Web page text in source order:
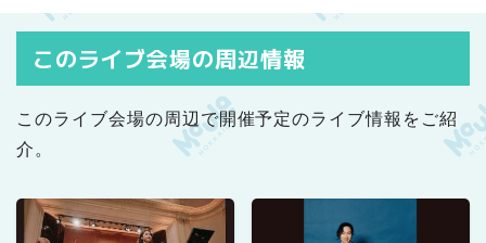
このライブ会場の周辺情報
このライブ会場の周辺で開催予定のライブ情報をご紹
介。